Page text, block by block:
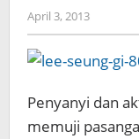
April 3, 2013by
Penyanyi dan
memuji